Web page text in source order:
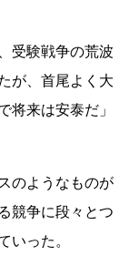
受験戦争の荒波
が、首尾よく大
将来は安泰だ」
のようなものが
競争に段々とつ
いった。